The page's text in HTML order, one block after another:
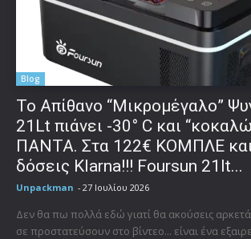
Blog
Το Απίθανο “Μικρομέγαλο”
21Lt πιάνει -30° C και
ΠΑΝΤΑ. Στα 122€ ΚΟΜΠΛΕ
δόσεις Klarna!!! Foursun 21lt...
Unpackman - 27 Ιουλίου 2026
Δεν θα πω πολλά εδώ γιατί θα ακούσεις
σε προστατεύσουν στο βίντεο... είναι ένα